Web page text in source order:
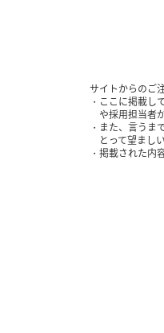
サイトからのご
ここに掲載し
や採用担当者
また、言うま
とって望まし
掲載された内